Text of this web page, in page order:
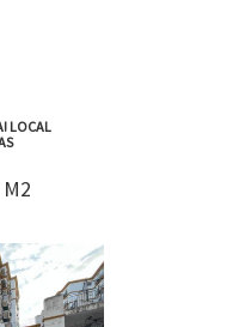
LOCAL